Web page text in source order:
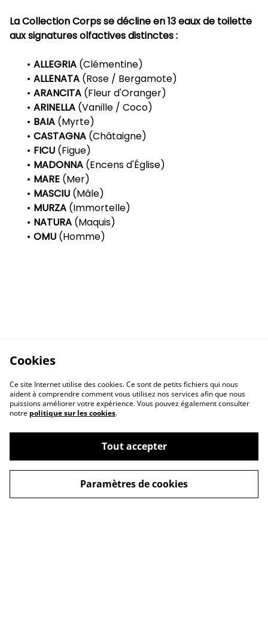
La Collection Corps se décline en 13 eaux de toilette
aux signatures olfactives distinctes :
ALLEGRIA (Clémentine)
ALLENATA (Rose / Bergamote)
ARANCITA (Fleur d'Oranger)
ARINELLA (Vanille / Coco)
BAIA (Myrte)
CASTAGNA (Châtaigne)
FICU (Figue)
MADONNA (Encens d'Église)
MARE (Mer)
MASCIU (Mâle)
MURZA (Immortelle)
NATURA (Maquis)
OMU (Homme)
confidentialité
Cookies
Ce site Internet utilise des cookies. Ce sont de petits fichiers qui nous
aident à comprendre comment vous utilisez nos services afin que nous
puissions améliorer votre expérience. Vous pouvez également consulter
notre politique sur les cookies.
Tout accepter
Paramètres de cookies